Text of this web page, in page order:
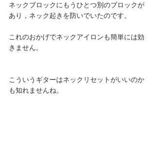
ネックブロックにもうひとつ別のブロックが
あり，ネック起きを防いでいたのです。
これのおかげでネックアイロンも簡単には効
きません。
こういうギターはネックリセットがいいのか
も知れませんね。